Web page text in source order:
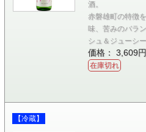
酒。
赤磐雄町の特徴
味、苦みのバラ
シュ＆ジューシ
価格： 3,609
在庫切れ
【冷蔵】